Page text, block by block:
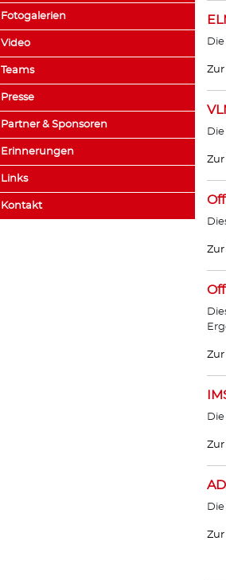
Fotogalerien
Video
Teams
Presse
Partner & Sponsoren
Erinnerungen
Links
Kontakt
Zur
Zur
Zur
Zur
Zur
Zur